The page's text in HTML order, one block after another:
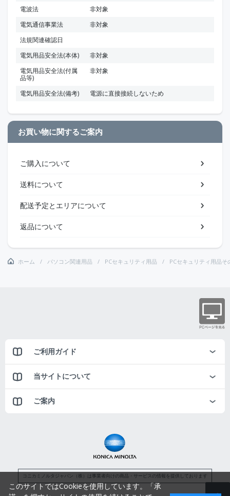
電波法
非対象
電気通信事業法
非対象
法規関連確認日
電気用品安全法(本体)
非対象
電気用品安全法(付属
品等)
非対象
電気用品安全法(備考) 電源に直接接続しないため
お買い物に関するご案内
ご購入について
送料について
配送予定とエリアについて
返品について
ホーム パソコン関連用品 PCセキュリティ用品 PCセキュリティ用品そ
ご利用ガイド
当サイトについて
ご案内
コニカミノルタジャパン（株）は事業者向けの商品・サービスの情報を提供しております
このサイトではCookieを使用しています。「承